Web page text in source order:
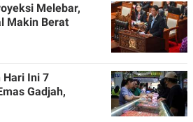
Melebar,
Makin Berat
Hari Ini 7
Gadjah,